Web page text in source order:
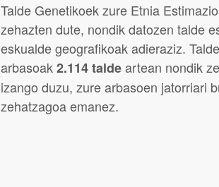
Talde Genetikoek zure Etnia
zehazten dute, nondik datozen talde
eskualde geografikoak adieraziz.
arbasoak2.114 taldeartean nondik
izango duzu, zure arbasoen jatorriari
zehatzagoa emanez.